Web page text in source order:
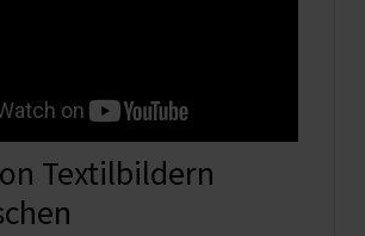
Textilbildern